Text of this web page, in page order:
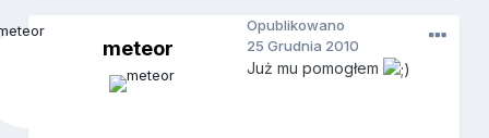
meteor
Opublikowano
25 Grudnia 2010
Już mu pomogłem